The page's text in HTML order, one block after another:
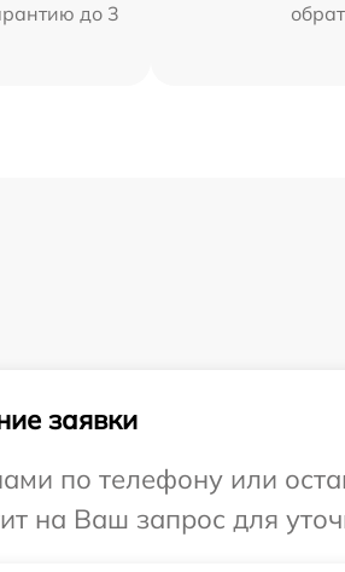
до 3
заявки
по телефону или
на Ваш запрос для